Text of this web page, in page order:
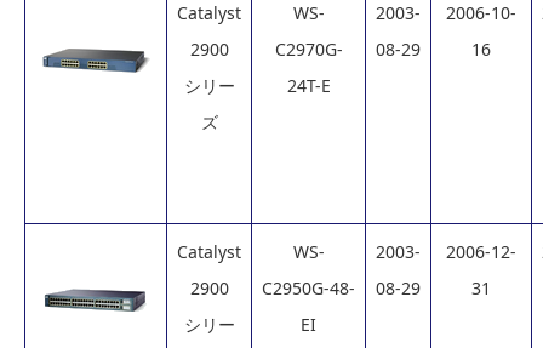
Catalyst
2900
シリー
ズ
WS-
C2970G-
24T-E
2003-
08-29
2006-10-
16
Catalyst
2900
シリー
WS-
C2950G-48-
EI
2003-
08-29
2006-12-
31